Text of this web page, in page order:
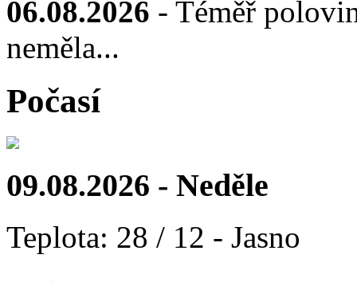
06.08.2026 - Téměř
neměla...
Počasí
09.08.2026 - Neděle
Teplota: 28 / 12 - Jasno